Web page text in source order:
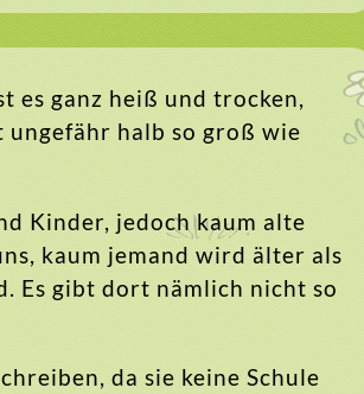
es ganz heiß und trocken,
ungefähr halb so groß wie
Kinder, jedoch kaum alte
kaum jemand wird älter als
Es gibt dort nämlich nicht so
da sie keine Schule